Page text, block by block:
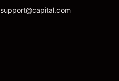
support@capital.com